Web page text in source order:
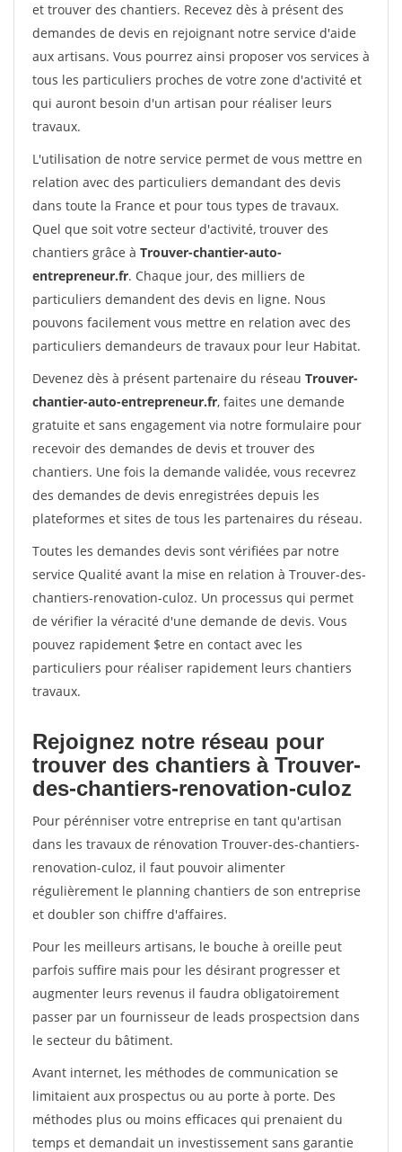
et trouver des chantiers. Recevez dès à présent des
demandes de devis en rejoignant notre service d'aide
aux artisans. Vous pourrez ainsi proposer vos services à
tous les particuliers proches de votre zone d'activité et
qui auront besoin d'un artisan pour réaliser leurs
travaux.
L'utilisation de notre service permet de vous mettre en
relation avec des particuliers demandant des devis
dans toute la France et pour tous types de travaux.
Quel que soit votre secteur d'activité, trouver des
chantiers grâce à Trouver-chantier-auto-
entrepreneur.fr. Chaque jour, des milliers de
particuliers demandent des devis en ligne. Nous
pouvons facilement vous mettre en relation avec des
particuliers demandeurs de travaux pour leur Habitat.
Devenez dès à présent partenaire du réseau Trouver-
chantier-auto-entrepreneur.fr, faites une demande
gratuite et sans engagement via notre formulaire pour
recevoir des demandes de devis et trouver des
chantiers. Une fois la demande validée, vous recevrez
des demandes de devis enregistrées depuis les
plateformes et sites de tous les partenaires du réseau.
Toutes les demandes devis sont vérifiées par notre
service Qualité avant la mise en relation à Trouver-des-
chantiers-renovation-culoz. Un processus qui permet
de vérifier la véracité d'une demande de devis. Vous
pouvez rapidement $etre en contact avec les
particuliers pour réaliser rapidement leurs chantiers
travaux.
Rejoignez notre réseau pour
trouver des chantiers à Trouver-
des-chantiers-renovation-culoz
Pour pérénniser votre entreprise en tant qu'artisan
dans les travaux de rénovation Trouver-des-chantiers-
renovation-culoz, il faut pouvoir alimenter
régulièrement le planning chantiers de son entreprise
et doubler son chiffre d'affaires.
Pour les meilleurs artisans, le bouche à oreille peut
parfois suffire mais pour les désirant progresser et
augmenter leurs revenus il faudra obligatoirement
passer par un fournisseur de leads prospectsion dans
le secteur du bâtiment.
Avant internet, les méthodes de communication se
limitaient aux prospectus ou au porte à porte. Des
méthodes plus ou moins efficaces qui prenaient du
temps et demandait un investissement sans garantie